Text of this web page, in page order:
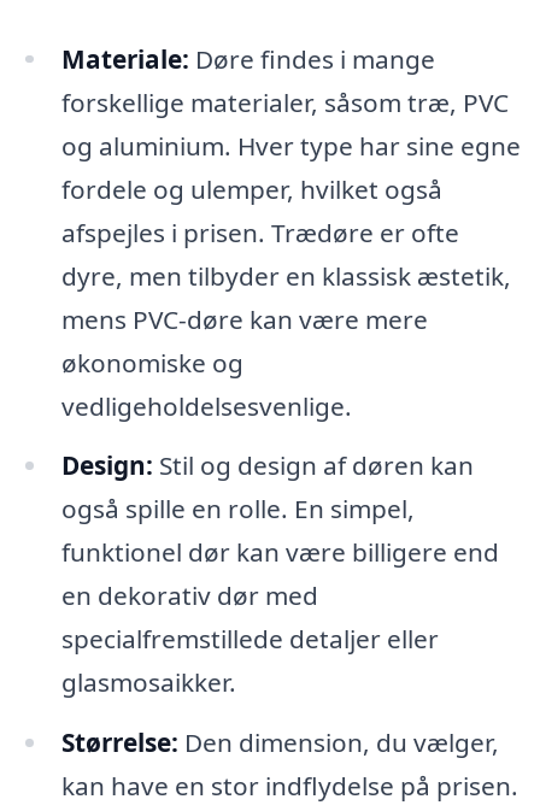
Materiale: Døre findes i mange
forskellige materialer, såsom træ, PVC
og aluminium. Hver type har sine egne
fordele og ulemper, hvilket også
afspejles i prisen. Trædøre er ofte
dyre, men tilbyder en klassisk æstetik,
mens PVC-døre kan være mere
økonomiske og
vedligeholdelsesvenlige.
Design: Stil og design af døren kan
også spille en rolle. En simpel,
funktionel dør kan være billigere end
en dekorativ dør med
specialfremstillede detaljer eller
glasmosaikker.
Størrelse: Den dimension, du vælger,
kan have en stor indflydelse på prisen.